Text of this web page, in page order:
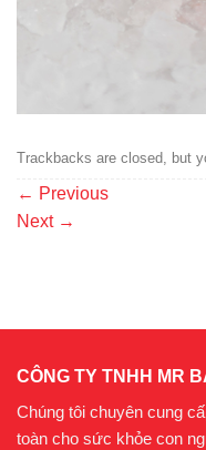
Trackbacks are closed, but
← Previous
Next →
CÔNG TY TNHH MR
Chúng tôi chuyên cung
toàn cho sức khỏe con